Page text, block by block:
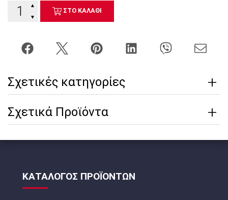
▼
▲
ΣΤΟ ΚΑΛΑΘΙ
Σχετικές κατηγορίες
Σχετικά Προϊόντα
ΚΑΤΑΛΟΓΟΣ ΠΡΟΪΟΝΤΩΝ